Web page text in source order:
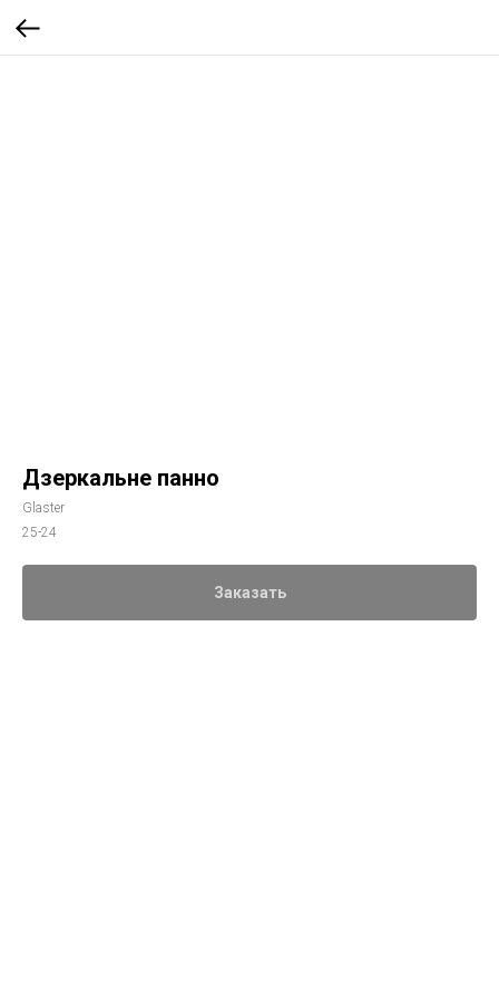
Дзеркальне панно
Glaster
25-24
Заказать